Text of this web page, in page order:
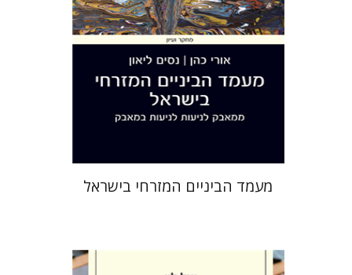
הנחת אתר ספר מודפס
$42
$38
מעמד הביניים המזרחי בישראל